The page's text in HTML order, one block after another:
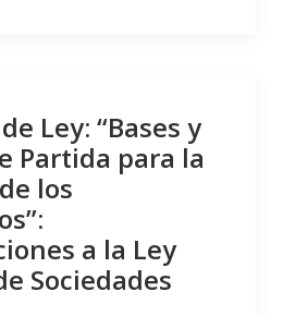
Ley: “Bases y
Partida para la
los
a la Ley
Sociedades